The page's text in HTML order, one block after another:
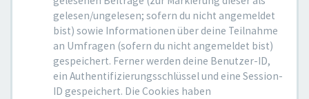
gelesen/ungelesen; sofern du nicht angemeldet
bist) sowie Informationen über deine Teilnahme
an Umfragen (sofern du nicht angemeldet bist)
gespeichert. Ferner werden deine Benutzer-ID,
ein Authentifizierungsschlüssel und eine Session-
ID gespeichert. Die Cookies haben